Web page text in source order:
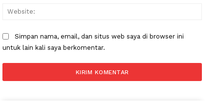
Simpan nama, email, dan situs web saya di browser ini
untuk lain kali saya berkomentar.